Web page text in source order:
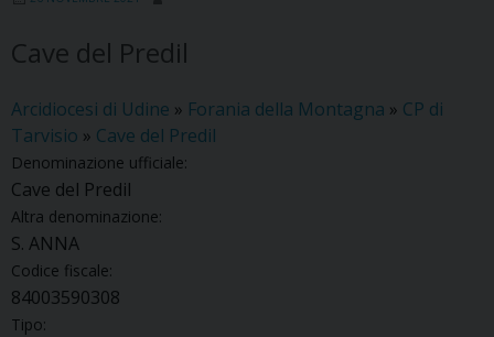
Cave del Predil
Arcidiocesi di Udine » Forania della Montagna » CP di
Tarvisio » Cave del Predil
Denominazione ufficiale:
Cave del Predil
Altra denominazione:
S. ANNA
Codice fiscale:
84003590308
Tipo: